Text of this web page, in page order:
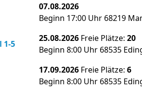
07.08.2026
Beginn 17:00 Uhr 68219
1-5
25.08.2026 Freie Plätze: 20
Beginn 8:00 Uhr 68535
17.09.2026 Freie Plätze: 6
Beginn 8:00 Uhr 68535